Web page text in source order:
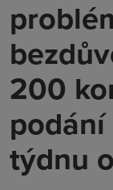
200
týdnu